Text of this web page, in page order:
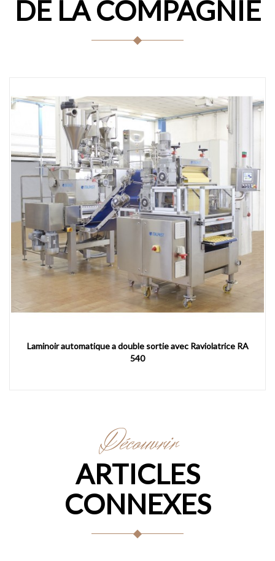
DE LA COMPAGNIE
Laminoir automatique a double sortie avec Raviolatrice RA
540
Découvrir
ARTICLES
CONNEXES